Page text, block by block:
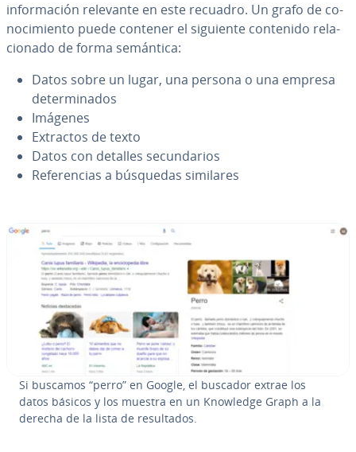
in­fo­r­ma­ción relevante en este recuadro. Un grafo de co­
no­ci­mie­n­to puede contener el siguiente contenido re­la­
cio­na­do de forma semántica:
Datos sobre un lugar, una persona o una empresa
de­te­r­mi­na­dos
Imágenes
Extractos de texto
Datos con detalles se­cu­n­da­rios
Re­fe­re­n­cias a búsquedas similares
Si buscamos “perro” en Google, el buscador extrae los
datos básicos y los muestra en un Knowledge Graph a la
derecha de la lista de re­su­l­ta­dos.